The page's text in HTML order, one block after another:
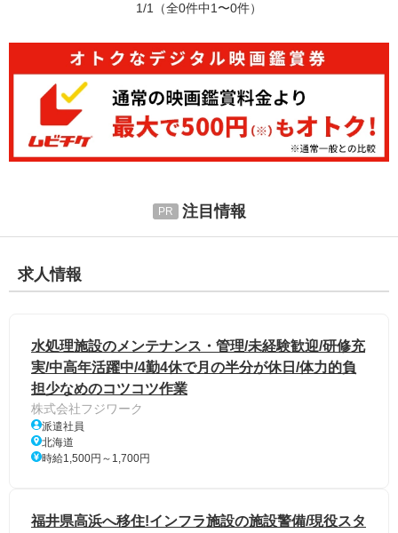
1/1 （全0件中1〜0件）
注目情報
求人情報
水処理施設のメンテナンス・管理/未経験歓迎/研修充
実/中高年活躍中/4勤4休で月の半分が休日/体力的負
担少なめのコツコツ作業
株式会社フジワーク
派遣社員
北海道
時給1,500円～1,700円
福井県高浜へ移住!インフラ施設の施設警備/現役スタ